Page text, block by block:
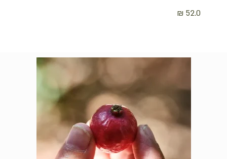
אין מוצרים בסל הקניות.
לחנות
₪ 52.0